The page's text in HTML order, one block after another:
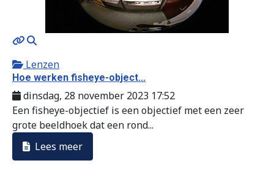
MOD_JTCS_VIEW_ARTICLE_LINK
Lenzen
Hoe werken fisheye-object...
dinsdag, 28 november 2023 17:52
Een fisheye-objectief is een objectief met een zeer
grote beeldhoek dat een rond...
Lees meer